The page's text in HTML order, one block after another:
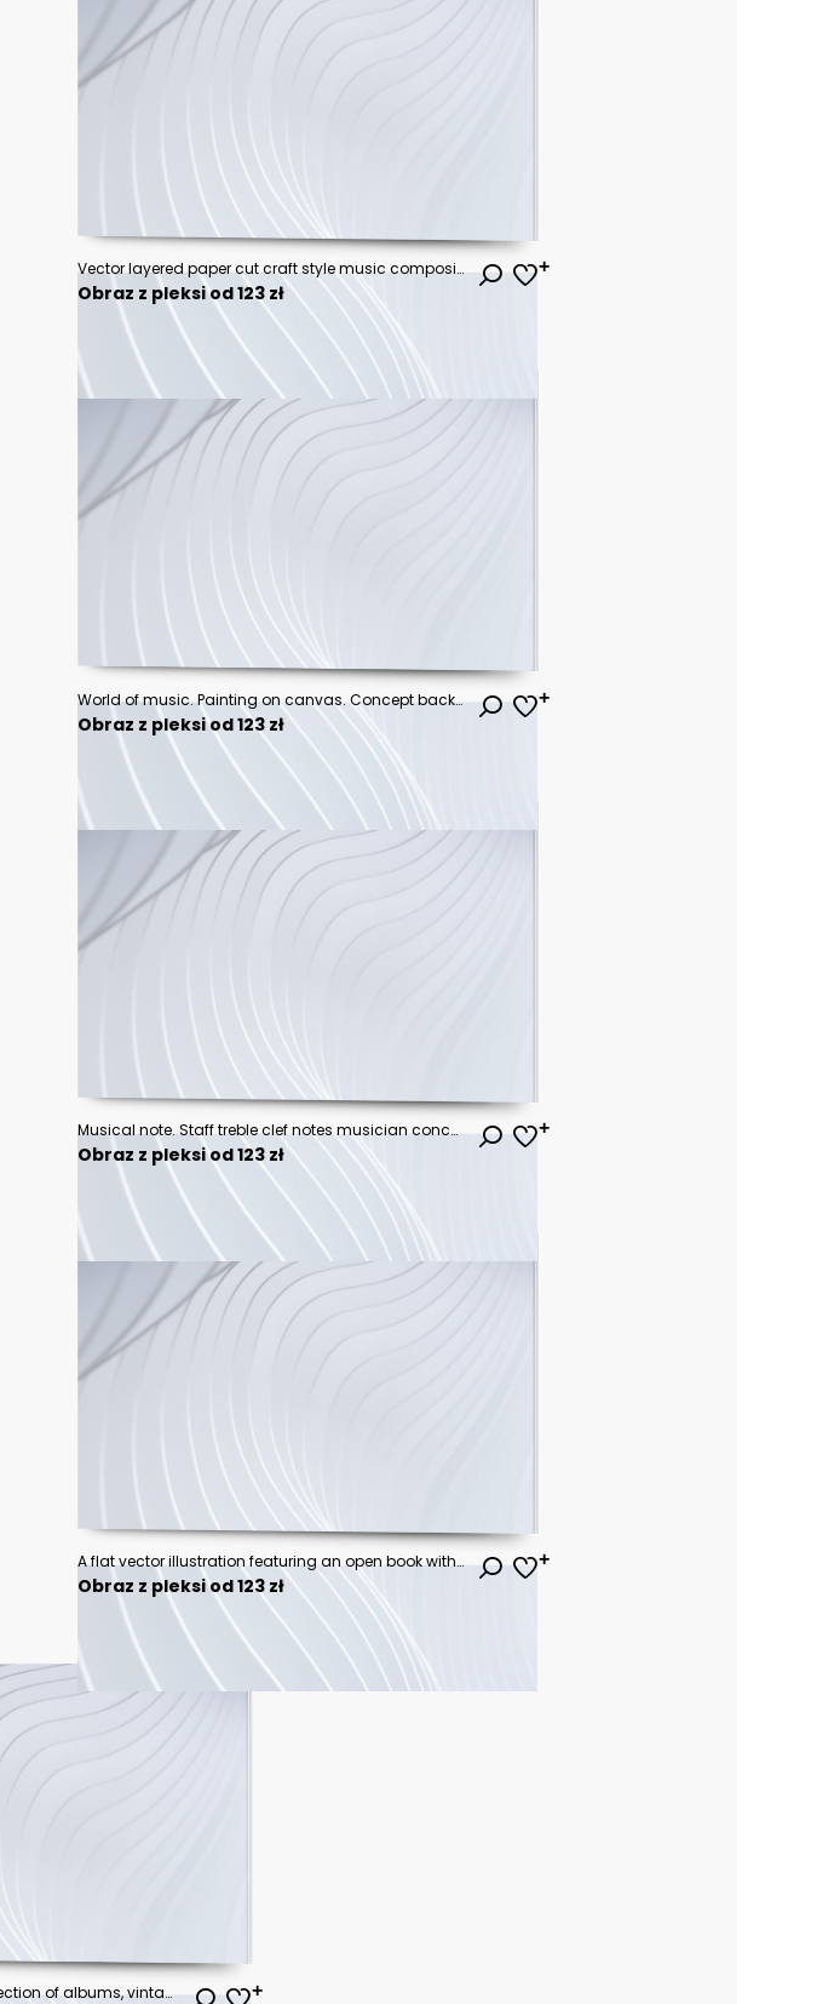
Vector layered paper cut craft style music composition of saxophone guitar trumpet violin music instruments, notes on abstract color background. Jazz concert festival party poster banner card template
Obraz z pleksi od 123 zł
World of music. Painting on canvas. Concept background.
Obraz z pleksi od 123 zł
Musical note. Staff treble clef notes musician concept vector isolated on transparent background. Illustration of music sound, tune bass treble
Obraz z pleksi od 123 zł
A flat vector illustration featuring an open book with a magnifying
Obraz z pleksi od 123 zł
Vinyl record in front of a collection of albums, vintage music concept web banner